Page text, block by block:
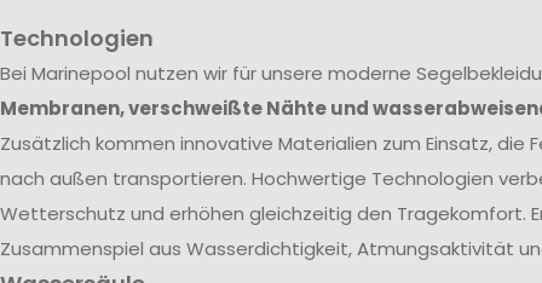
Technologien
Bei Marinepool nutzen wir für unsere moderne
Membranen, verschweißte Nähte und
Zusätzlich kommen innovative Materialien zum Einsatz, die
nach außen transportieren. Hochwertige Technologien
Wetterschutz und erhöhen gleichzeitig den Tragekomfort.
Zusammenspiel aus Wasserdichtigkeit, Atmungsaktivität